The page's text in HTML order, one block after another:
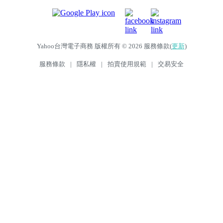
Yahoo台灣電子商務 版權所有 © 2026 服務條款(更新)
服務條款 | 隱私權 | 拍賣使用規範 | 交易安全